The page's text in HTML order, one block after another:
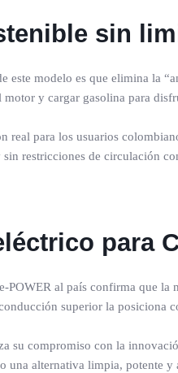
sin
este modelo es que elimina la
y cargar gasolina para
real para los usuarios
restricciones de circulación
para
POWER al país confirma que
superior la posiciona
su compromiso con la
una alternativa limpia, potente y